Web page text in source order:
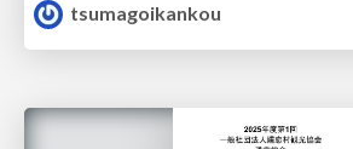
tsumagoikankou